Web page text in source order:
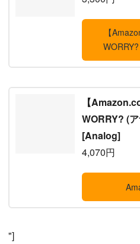
【
【
WORRY? (
[Analog]
4,070円
"]